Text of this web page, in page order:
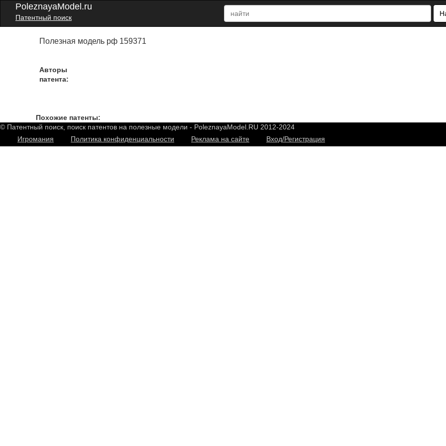
PoleznayaModel.ru
Патентный поиск
Полезная модель рф 159371
Авторы
патента:
Похожие патенты:
© Патентный поиск, поиск патентов на полезные модели - PoleznayaModel.RU 2012-2024
Игромания
Политика конфиденциальности Реклама на сайте Вход/Регистрация